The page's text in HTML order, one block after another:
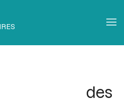
des